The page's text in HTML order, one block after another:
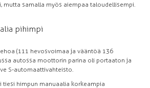
mutta samalla myös aiempaa taloudellisempi.
pihimpi
(111 hevosvoimaa ja vääntöä 136
autossa moottorin parina oli portaaton ja
S-automaattivahteisto.
tiesi himpun manuaalia korkeampia